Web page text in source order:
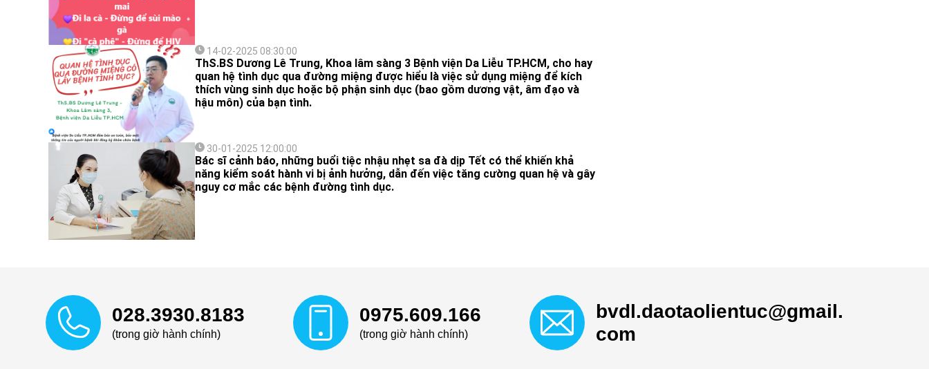
14-02-2025 08:30:00
ThS.BS Dương Lê Trung, Khoa lâm sàng 3 Bệnh viện Da Liễu TP.HCM, cho hay
quan hệ tình dục qua đường miệng được hiểu là việc sử dụng miệng để kích
thích vùng sinh dục hoặc bộ phận sinh dục (bao gồm dương vật, âm đạo và
hậu môn) của bạn tình.
30-01-2025 12:00:00
Bác sĩ cảnh báo, những buổi tiệc nhậu nhẹt sa đà dịp Tết có thể khiến khả
năng kiểm soát hành vi bị ảnh hưởng, dẫn đến việc tăng cường quan hệ và gây
nguy cơ mắc các bệnh đường tình dục.
028.3930.8183
(trong giờ hành chính)
0975.609.166
(trong giờ hành chính)
bvdl.daotaolientuc@gmail.
com